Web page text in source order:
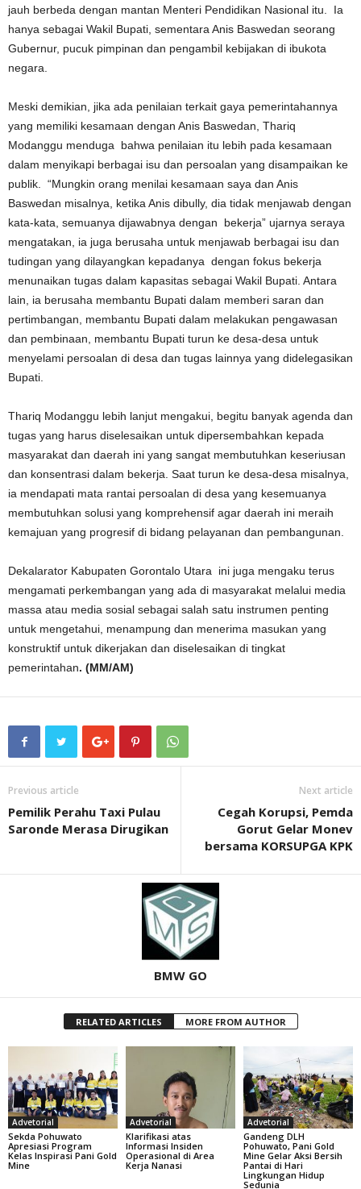
jauh berbeda dengan mantan Menteri Pendidikan Nasional itu. Ia
hanya sebagai Wakil Bupati, sementara Anis Baswedan seorang
Gubernur, pucuk pimpinan dan pengambil kebijakan di ibukota
negara.
Meski demikian, jika ada penilaian terkait gaya pemerintahannya
yang memiliki kesamaan dengan Anis Baswedan, Thariq
Modanggu menduga bahwa penilaian itu lebih pada kesamaan
dalam menyikapi berbagai isu dan persoalan yang disampaikan ke
publik. “Mungkin orang menilai kesamaan saya dan Anis
Baswedan misalnya, ketika Anis dibully, dia tidak menjawab dengan
kata-kata, semuanya dijawabnya dengan bekerja” ujarnya seraya
mengatakan, ia juga berusaha untuk menjawab berbagai isu dan
tudingan yang dilayangkan kepadanya dengan fokus bekerja
menunaikan tugas dalam kapasitas sebagai Wakil Bupati. Antara
lain, ia berusaha membantu Bupati dalam memberi saran dan
pertimbangan, membantu Bupati dalam melakukan pengawasan
dan pembinaan, membantu Bupati turun ke desa-desa untuk
menyelami persoalan di desa dan tugas lainnya yang didelegasikan
Bupati.
Thariq Modanggu lebih lanjut mengakui, begitu banyak agenda dan
tugas yang harus diselesaikan untuk dipersembahkan kepada
masyarakat dan daerah ini yang sangat membutuhkan keseriusan
dan konsentrasi dalam bekerja. Saat turun ke desa-desa misalnya,
ia mendapati mata rantai persoalan di desa yang kesemuanya
membutuhkan solusi yang komprehensif agar daerah ini meraih
kemajuan yang progresif di bidang pelayanan dan pembangunan.
Dekalarator Kabupaten Gorontalo Utara ini juga mengaku terus
mengamati perkembangan yang ada di masyarakat melalui media
massa atau media sosial sebagai salah satu instrumen penting
untuk mengetahui, menampung dan menerima masukan yang
konstruktif untuk dikerjakan dan diselesaikan di tingkat
pemerintahan. (MM/AM)
Previous article
Pemilik Perahu Taxi Pulau
Saronde Merasa Dirugikan
Next article
Cegah Korupsi, Pemda
Gorut Gelar Monev
bersama KORSUPGA KPK
BMW GO
RELATED ARTICLES MORE FROM AUTHOR
Advetorial
Sekda Pohuwato
Apresiasi Program
Kelas Inspirasi Pani Gold
Mine
Advetorial
Klarifikasi atas
Informasi Insiden
Operasional di Area
Kerja Nanasi
Advetorial
Gandeng DLH
Pohuwato, Pani Gold
Mine Gelar Aksi Bersih
Pantai di Hari
Lingkungan Hidup
Sedunia